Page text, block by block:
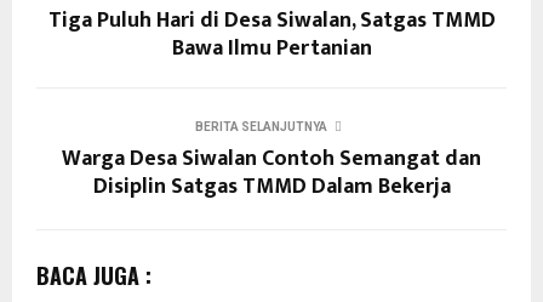
Tiga Puluh Hari di Desa Siwalan, Satgas TMMD
Bawa Ilmu Pertanian
BERITA SELANJUTNYA
Warga Desa Siwalan Contoh Semangat dan
Disiplin Satgas TMMD Dalam Bekerja
BACA JUGA :